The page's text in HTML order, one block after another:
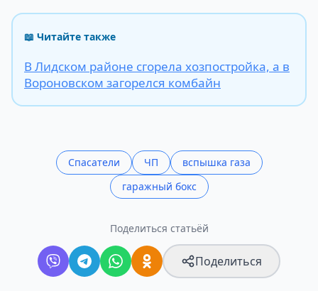
📖 Читайте также
В Лидском районе сгорела хозпостройка, а в
Вороновском загорелся комбайн
Спасатели ЧП
вспышка газа
гаражный бокс
Поделиться статьёй
Поделиться